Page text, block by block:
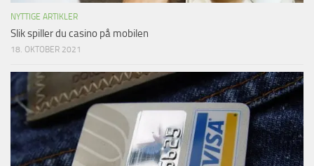
NYTTIGE ARTIKLER
Slik spiller du casino på mobilen
18. OKTOBER 2021